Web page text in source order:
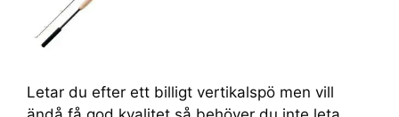
Letar du efter ett billigt vertikalspö men vill